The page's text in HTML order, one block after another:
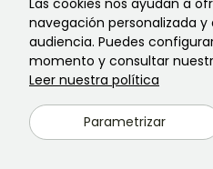
Las cookies nos ayudan a
navegación personalizada
audiencia. Puedes
momento y consultar
Leer nuestra política
Parametrizar
Todos los
El boletín informativo más
Recibe nuestros consejos
jardin en todas las